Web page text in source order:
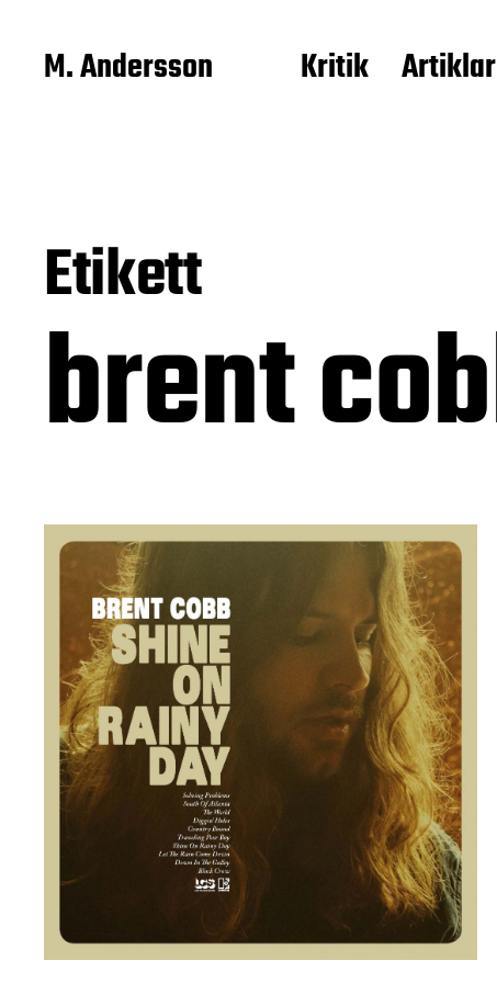
M. Andersson Kritik Artiklar
Etikett
brent